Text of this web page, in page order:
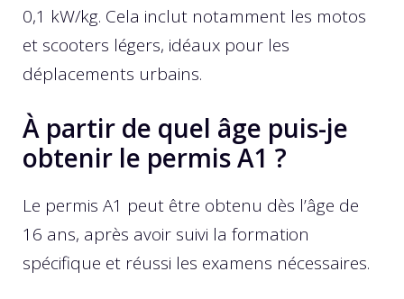
0,1 kW/kg. Cela inclut notamment les motos
et scooters légers, idéaux pour les
déplacements urbains.
À partir de quel âge puis-je
obtenir le permis A1 ?
Le permis A1 peut être obtenu dès l’âge de
16 ans, après avoir suivi la formation
spécifique et réussi les examens nécessaires.